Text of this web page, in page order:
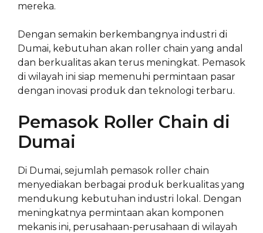
mereka.
Dengan semakin berkembangnya industri di
Dumai, kebutuhan akan roller chain yang andal
dan berkualitas akan terus meningkat. Pemasok
di wilayah ini siap memenuhi permintaan pasar
dengan inovasi produk dan teknologi terbaru.
Pemasok Roller Chain di
Dumai
Di Dumai, sejumlah pemasok roller chain
menyediakan berbagai produk berkualitas yang
mendukung kebutuhan industri lokal. Dengan
meningkatnya permintaan akan komponen
mekanis ini, perusahaan-perusahaan di wilayah